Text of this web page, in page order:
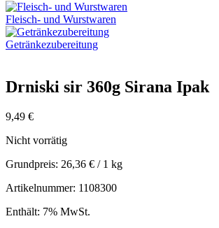
Fleisch- und Wurstwaren
Getränkezubereitung
Drniski sir 360g Sirana Ipak
9,49 €
Nicht vorrätig
Grundpreis: 26,36 € / 1 kg
Artikelnummer: 1108300
Enthält: 7% MwSt.